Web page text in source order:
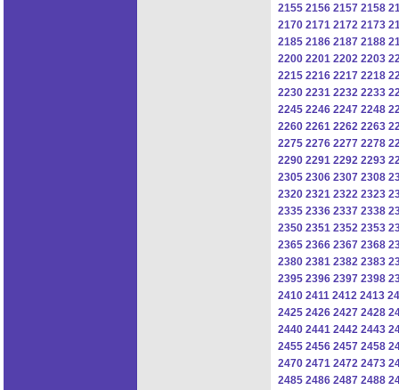
2155 2156 2157 2158
2170 2171 2172 2173
2185 2186 2187 2188
2200 2201 2202 2203
2215 2216 2217 2218
2230 2231 2232 2233
2245 2246 2247 2248
2260 2261 2262 2263
2275 2276 2277 2278
2290 2291 2292 2293
2305 2306 2307 2308
2320 2321 2322 2323
2335 2336 2337 2338
2350 2351 2352 2353
2365 2366 2367 2368
2380 2381 2382 2383
2395 2396 2397 2398
2410 2411 2412 2413
2425 2426 2427 2428
2440 2441 2442 2443
2455 2456 2457 2458
2470 2471 2472 2473
2485 2486 2487 2488